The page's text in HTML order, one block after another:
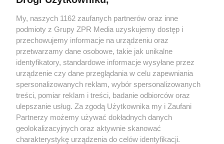
Żaden utwór zamieszczony w serwisie nie może być powielany i
rozpowszechniany lub dalej rozpowszechniany w jakikolwiek sposób (w
tym także elektroniczny lub mechaniczny) na jakimkolwiek polu
eksploatacji w jakiejkolwiek formie, włącznie z umieszczaniem w
Internecie bez pisemnej zgody właściciela praw. Jakiekolwiek użycie lub
wykorzystanie utworów w całości lub w części z naruszeniem prawa,
tzn. bez właściwej zgody, jest zabronione pod groźbą kary i może być
ścigane prawnie.
My, naszych 1162 zaufanych partnerów oraz inne
podmioty z Grupy ZPR Media uzyskujemy dostęp i
przechowujemy informacje na urządzeniu oraz
przetwarzamy dane osobowe, takie jak unikalne
identyfikatory, standardowe informacje wysyłane przez
urządzenie czy dane przeglądania w celu zapewniania
spersonalizowanych reklam, wybór spersonalizowanych
treści, pomiar reklam i treści, badanie odbiorców oraz
ulepszanie usług. Za zgodą Użytkownika my i Zaufani
Partnerzy możemy używać dokładnych danych
geolokalizacyjnych oraz aktywnie skanować
charakterystykę urządzenia do celów identyfikacji.